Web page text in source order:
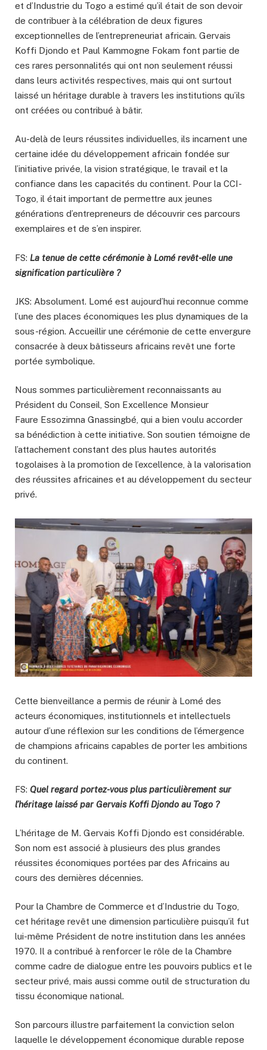
et d’Industrie du Togo a estimé qu’il était de son devoir
de contribuer à la célébration de deux figures
exceptionnelles de l’entrepreneuriat africain. Gervais
Koffi Djondo et Paul Kammogne Fokam font partie de
ces rares personnalités qui ont non seulement réussi
dans leurs activités respectives, mais qui ont surtout
laissé un héritage durable à travers les institutions qu’ils
ont créées ou contribué à bâtir.
Au-delà de leurs réussites individuelles, ils incarnent une
certaine idée du développement africain fondée sur
l’initiative privée, la vision stratégique, le travail et la
confiance dans les capacités du continent. Pour la CCI-
Togo, il était important de permettre aux jeunes
générations d’entrepreneurs de découvrir ces parcours
exemplaires et de s’en inspirer.
FS: La tenue de cette cérémonie à Lomé revêt-elle une
signification particulière ?
JKS: Absolument. Lomé est aujourd’hui reconnue comme
l’une des places économiques les plus dynamiques de la
sous-région. Accueillir une cérémonie de cette envergure
consacrée à deux bâtisseurs africains revêt une forte
portée symbolique.
Nous sommes particulièrement reconnaissants au
Président du Conseil, Son Excellence Monsieur
Faure Essozimna Gnassingbé, qui a bien voulu accorder
sa bénédiction à cette initiative. Son soutien témoigne de
l’attachement constant des plus hautes autorités
togolaises à la promotion de l’excellence, à la valorisation
des réussites africaines et au développement du secteur
privé.
Cette bienveillance a permis de réunir à Lomé des
acteurs économiques, institutionnels et intellectuels
autour d’une réflexion sur les conditions de l’émergence
de champions africains capables de porter les ambitions
du continent.
FS: Quel regard portez-vous plus particulièrement sur
l’héritage laissé par Gervais Koffi Djondo au Togo ?
L’héritage de M. Gervais Koffi Djondo est considérable.
Son nom est associé à plusieurs des plus grandes
réussites économiques portées par des Africains au
cours des dernières décennies.
Pour la Chambre de Commerce et d’Industrie du Togo,
cet héritage revêt une dimension particulière puisqu’il fut
lui-même Président de notre institution dans les années
1970. Il a contribué à renforcer le rôle de la Chambre
comme cadre de dialogue entre les pouvoirs publics et le
secteur privé, mais aussi comme outil de structuration du
tissu économique national.
Son parcours illustre parfaitement la conviction selon
laquelle le développement économique durable repose